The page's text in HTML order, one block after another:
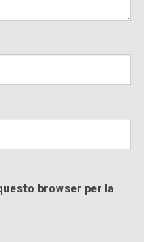
browser per la